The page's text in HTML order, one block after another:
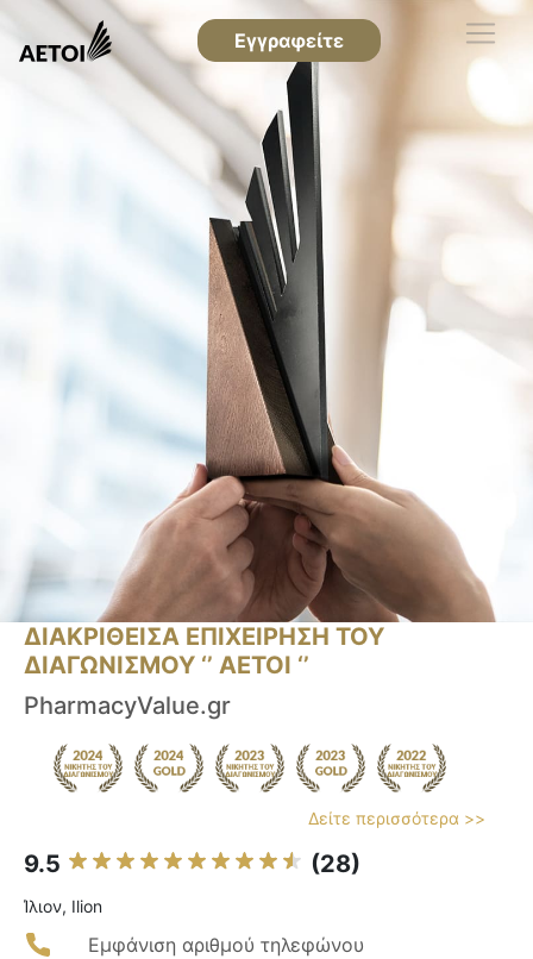
Εγγραφείτε
ΔΙΑΚΡΙΘΕΙΣΑ ΕΠΙΧΕΙΡΗΣΗ ΤΟΥ
ΔΙΑΓΩΝΙΣΜΟΥ ‘’ ΑΕΤΟΙ ‘’
PharmacyValue.gr
Δείτε περισσότερα >>
9.5 (28)
Ίλιον, Ilion
Εμφάνιση αριθμού τηλεφώνου